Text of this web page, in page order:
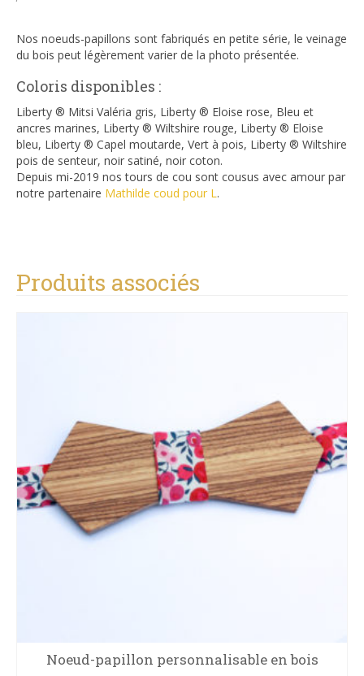
Nos noeuds-papillons sont fabriqués en petite série, le veinage
du bois peut légèrement varier de la photo présentée.
Coloris disponibles :
Liberty ® Mitsi Valéria gris, Liberty ® Eloise rose, Bleu et
ancres marines, Liberty ® Wiltshire rouge, Liberty ® Eloise
bleu, Liberty ® Capel moutarde, Vert à pois, Liberty ® Wiltshire
pois de senteur, noir satiné, noir coton.
Depuis mi-2019 nos tours de cou sont cousus avec amour par
notre partenaire Mathilde coud pour L.
Produits associés
Noeud-papillon personnalisable en bois